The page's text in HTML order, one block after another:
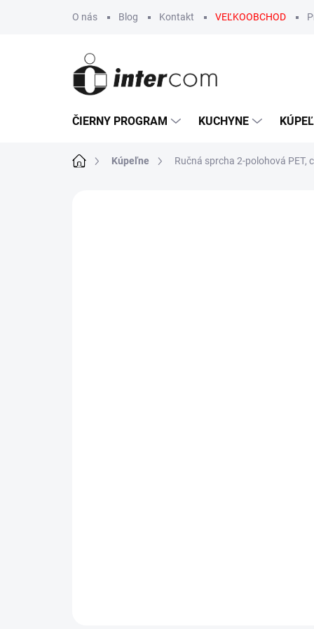
O nás Blog Kontakt VEĽKOOBCHOD
ČIERNY PROGRAM KUCHYNE
DomovKúpeľne Ručná sprcha 2-polohová PET,